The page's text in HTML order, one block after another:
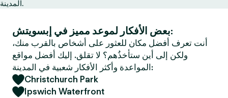
d
e
r
المدينة.
بعض الأفكار لموعد مميز في إبسويتش:
أنت تعرف أفضل مكان للعثور على أشخاص بالقرب منك،
ولكن إلى أين ستأخذُهم؟ لا تقلق. إليك أفضل مواقع
المواعدة وأكثر الأفكار شعبية في المدينة:
Christchurch Park
Ipswich Waterfront